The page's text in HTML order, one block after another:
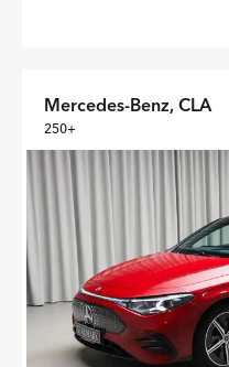
Mercedes-Benz, CLA
250+